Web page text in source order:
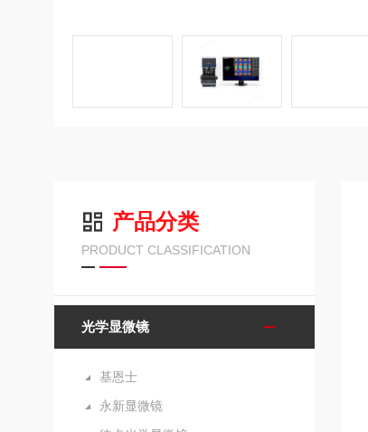
产品分类
PRODUCT CLASSIFICATION
光学显微镜
基恩士
永新显微镜